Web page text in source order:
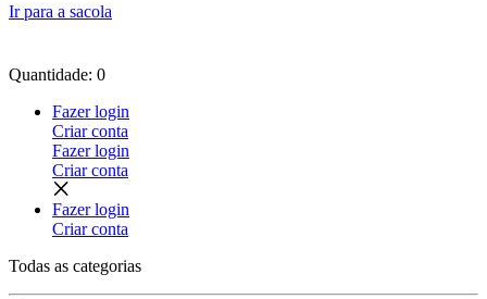
Ir para a sacola
Quantidade: 0
Fazer login
Criar conta
Fazer login
Criar conta
Fazer login
Criar conta
Todas as categorias